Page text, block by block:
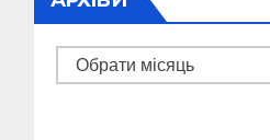
Архіви